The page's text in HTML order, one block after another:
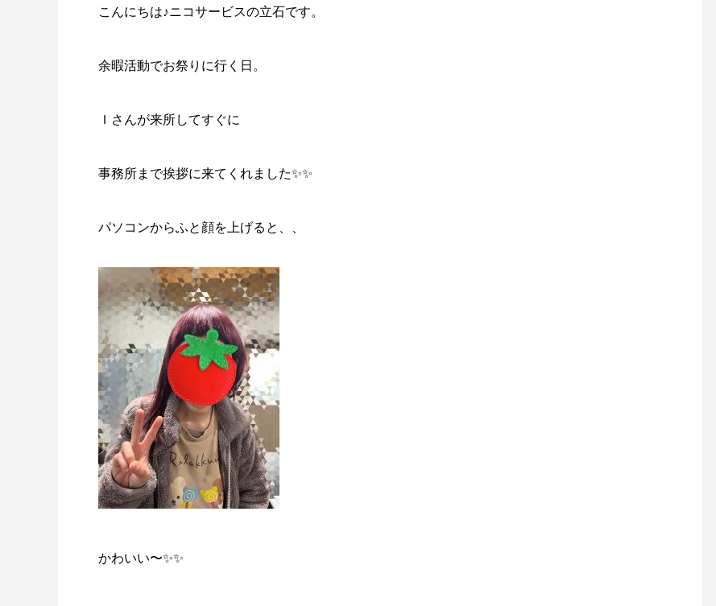
こんにちは♪ニコサービスの立石です。
余暇活動でお祭りに行く日。
Ｉさんが来所してすぐに
事務所まで挨拶に来てくれました✨✨
パソコンからふと顔を上げると、、
かわいい〜✨✨